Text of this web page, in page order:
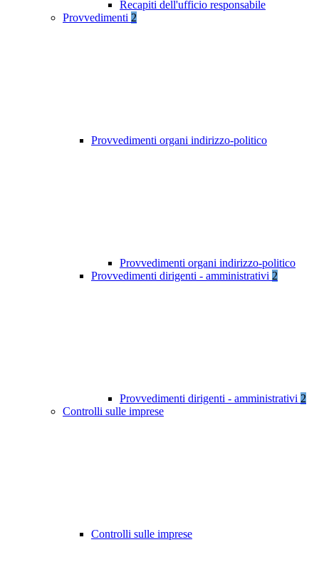
Recapiti dell'ufficio responsabile
Provvedimenti 2
Provvedimenti organi indirizzo-politico
Provvedimenti organi indirizzo-politico
Provvedimenti dirigenti - amministrativi 2
Provvedimenti dirigenti - amministrativi 2
Controlli sulle imprese
Controlli sulle imprese